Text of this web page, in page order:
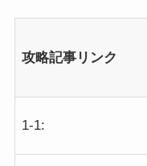
攻略記事リンク
1-1: